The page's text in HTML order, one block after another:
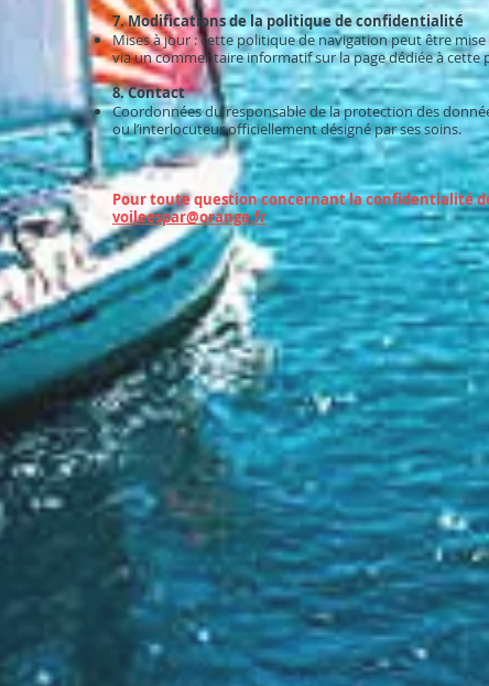
7. Modifications de la politique de confidentialité
Mises à jour : cette politique de navigation peut être
via un commentaire informatif sur la page dédiée à cette
8. Contact
Coordonnées du responsable de la protection des
ou l’interlocuteur officiellement désigné par ses soins.
Pour toute question concernant la confidentialité
voileespar@orange.fr